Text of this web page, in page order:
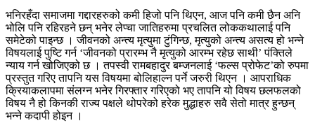
भनिरहँदा समाजमा गद्दारहरुको कमी हिजो पनि थिएन, आज पनि कमी छैन अनि
भोलि पनि रहिरहने छन् भनेर लेप्चा जातिहरुमा प्रचलित लोककथालाई पनि
समेटेको पाइन्छ । जीवनको अन्त्य मृत्युमा टुंगिन्छ, मृत्युको अन्त्य असत्य हो भन्ने
विषयलाई पुष्टि गर्न ‘जीवनको प्रारम्भ नै मृत्युको आरम्भ रहेछ साथी’ पंक्तिले
न्याय गर्न खोजिएको छ । तपस्वी रामबहादुर बम्जनलाई ‘फल्स प्रोफेट’को रुपमा
प्रस्तुत गरिए तापनि यस विषयमा बोलिहाल्न पर्ने जरुरी थिएन । आपराधिक
क्रियाकलापमा संलग्न भनेर गिरफ्तार गरिएको भए तापनि यो विषय छलफलको
विषय नै हो किनकी राज्य पक्षले थोपरेको हरेक मुद्धाहरु सवै सेतो मात्र हुन्छन्
भन्ने कदापी होइन ।